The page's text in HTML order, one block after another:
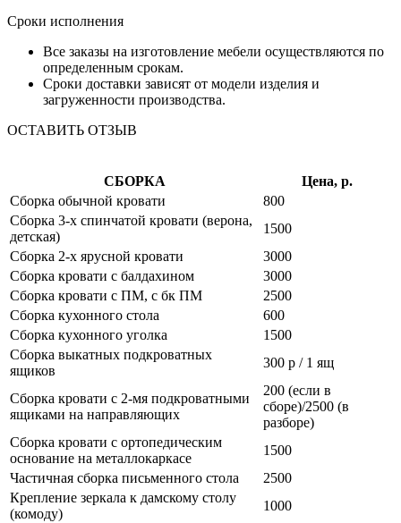
Сроки исполнения
Все заказы на изготовление мебели осуществляются по
определенным срокам.
Сроки доставки зависят от модели изделия и
загруженности производства.
ОСТАВИТЬ ОТЗЫВ
СБОРКА
Цена, р.
Сборка обычной кровати
800
Сборка 3-х спинчатой кровати (верона,
детская)
1500
Сборка 2-х ярусной кровати
3000
Сборка кровати с балдахином
3000
Сборка кровати с ПМ, с бк ПМ
2500
Сборка кухонного стола
600
Сборка кухонного уголка
1500
Сборка выкатных подкроватных
ящиков
300 р / 1 ящ
Сборка кровати с 2-мя подкроватными
ящиками на направляющих
200 (если в
сборе)/2500 (в
разборе)
Сборка кровати с ортопедическим
основание на металлокаркасе
1500
Частичная сборка письменного стола
2500
Крепление зеркала к дамскому столу
(комоду)
1000